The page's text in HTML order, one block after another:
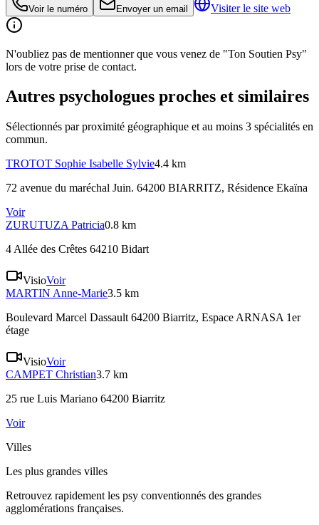
Voir le numéro Envoyer un email Visiter le site web
N'oubliez pas de mentionner que vous venez de "Ton Soutien Psy"
lors de votre prise de contact.
Autres psychologues proches et similaires
Sélectionnés par proximité géographique et au moins 3 spécialités en
commun.
TROTOT Sophie Isabelle Sylvie4.4 km
72 avenue du maréchal Juin. 64200 BIARRITZ, Résidence Ekaïna
Voir
ZURUTUZA Patricia0.8 km
4 Allée des Crêtes 64210 Bidart
VisioVoir
MARTIN Anne-Marie3.5 km
Boulevard Marcel Dassault 64200 Biarritz, Espace ARNASA 1er
étage
VisioVoir
CAMPET Christian3.7 km
25 rue Luis Mariano 64200 Biarritz
Voir
Villes
Les plus grandes villes
Retrouvez rapidement les psy conventionnés des grandes
agglomérations françaises.